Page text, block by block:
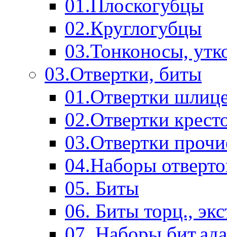
01.Плоскогубцы
02.Круглогубцы
03.Тонконосы,
03.Отвертки, биты
01.Отвертки
02.Отвертки
03.Отвертки
04.Наборы
05. Биты
06. Биты торц.,